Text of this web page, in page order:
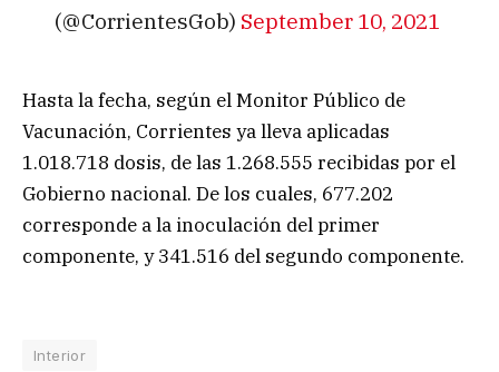
(@CorrientesGob) September 10, 2021
Hasta la fecha, según el Monitor Público de
Vacunación, Corrientes ya lleva aplicadas
1.018.718 dosis, de las 1.268.555 recibidas por el
Gobierno nacional. De los cuales, 677.202
corresponde a la inoculación del primer
componente, y 341.516 del segundo componente.
Interior